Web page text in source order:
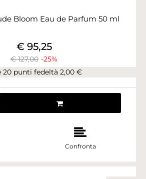
Bloom Eau de Parfum 50 ml
€ 127,00 -25%
€ 95,25
20 punti fedeltà 2,00 €
Confronta